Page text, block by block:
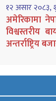
१२ असार २०८३,
अमेरिकामा
विश्वस्तरीय
अन्तर्राष्ट्रिय